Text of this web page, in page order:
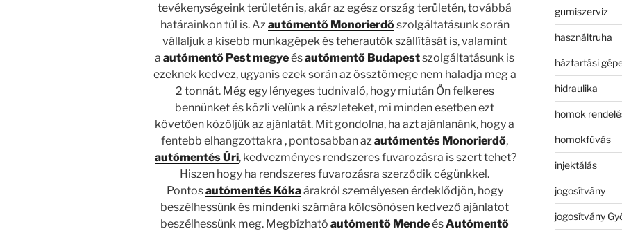
tevékenységeink területén is, akár az egész ország területén, továbbá
határainkon túl is. Az autómentő Monorierdőszolgáltatásunk során
vállaljuk a kisebb munkagépek és teherautók szállítását is, valamint
aautómentő Pest megyeésautómentő Budapestszolgáltatásunk is
ezeknek kedvez, ugyanis ezek során az össztömege nem haladja meg a
2 tonnát. Még egy lényeges tudnivaló, hogy miután Ön felkeres
bennünket és közli velünk a részleteket, mi minden esetben ezt
követően közöljük az ajánlatát. Mit gondolna, ha azt ajánlanánk, hogy a
fentebb elhangzottakra , pontosabban azautómentés Monorierdő,
autómentés Úri, kedvezményes rendszeres fuvarozásra is szert tehet?
Hiszen hogy ha rendszeres fuvarozásra szerződik cégünkkel.
Pontosautómentés Kókaárakról személyesen érdeklődjön, hogy
beszélhessünk és mindenki számára kölcsönösen kedvező ajánlatot
beszélhessünk meg. Megbízhatóautómentő MendeésAutómentő
gumiszerviz
használtruha
háztartási
hidraulika
homok
homokfúvás
injektálás
jogosítvány
jogosítvány